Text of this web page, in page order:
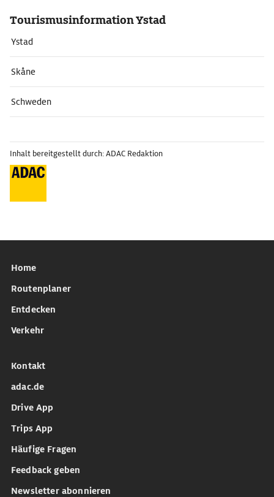
Tourismusinformation Ystad
Ystad
Skåne
Schweden
Inhalt bereitgestellt durch: ADAC Redaktion
Home
Routenplaner
Entdecken
Verkehr
Kontakt
adac.de
Drive App
Trips App
Häufige Fragen
Feedback geben
Newsletter abonnieren